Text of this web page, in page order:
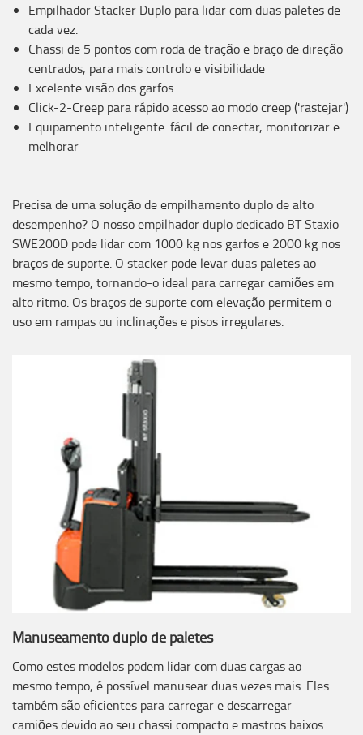
Empilhador Stacker Duplo para lidar com duas paletes de
cada vez.
Chassi de 5 pontos com roda de tração e braço de direção
centrados, para mais controlo e visibilidade
Excelente visão dos garfos
Click-2-Creep para rápido acesso ao modo creep ('rastejar')
Equipamento inteligente: fácil de conectar, monitorizar e
melhorar
Precisa de uma solução de empilhamento duplo de alto
desempenho? O nosso empilhador duplo dedicado BT Staxio
SWE200D pode lidar com 1000 kg nos garfos e 2000 kg nos
braços de suporte. O stacker pode levar duas paletes ao
mesmo tempo, tornando-o ideal para carregar camiões em
alto ritmo. Os braços de suporte com elevação permitem o
uso em rampas ou inclinações e pisos irregulares.
Manuseamento duplo de paletes
Como estes modelos podem lidar com duas cargas ao
mesmo tempo, é possível manusear duas vezes mais. Eles
também são eficientes para carregar e descarregar
camiões devido ao seu chassi compacto e mastros baixos.